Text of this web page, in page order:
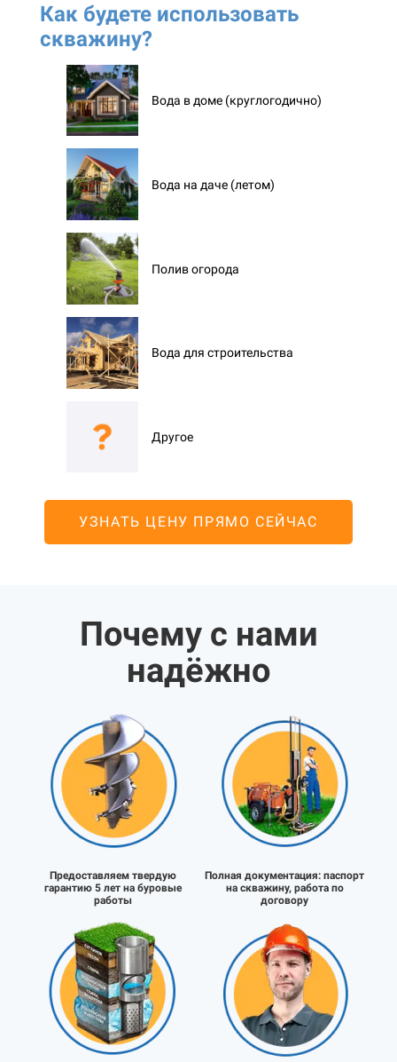
Как будете использовать
скважину?
Вода в доме (круглогодично)
Вода на даче (летом)
Полив огорода
Вода для строительства
Другое
УЗНАТЬ ЦЕНУ ПРЯМО СЕЙЧАС
Почему с нами
надёжно
Предоставляем твердую
гарантию 5 лет на буровые
работы
Полная документация: паспорт
на скважину, работа по
договору